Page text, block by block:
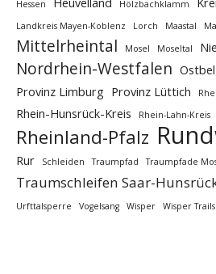
Hessen
Hölzbachklamm
Landkreis Mayen-Koblenz Lorch Maastal
Mittelrheintal Mosel Moseltal
Nordrhein-Westfalen
Provinz Limburg Provinz Lüttich
Rhein-Hunsrück-Kreis Rhein-Lahn-Kreis
Rheinland-Pfalz
Rur Schleiden Traumpfad Traumpfade
Traumschleifen Saar-
Urfttalsperre
Vogelsang Wisper Wisper Trails